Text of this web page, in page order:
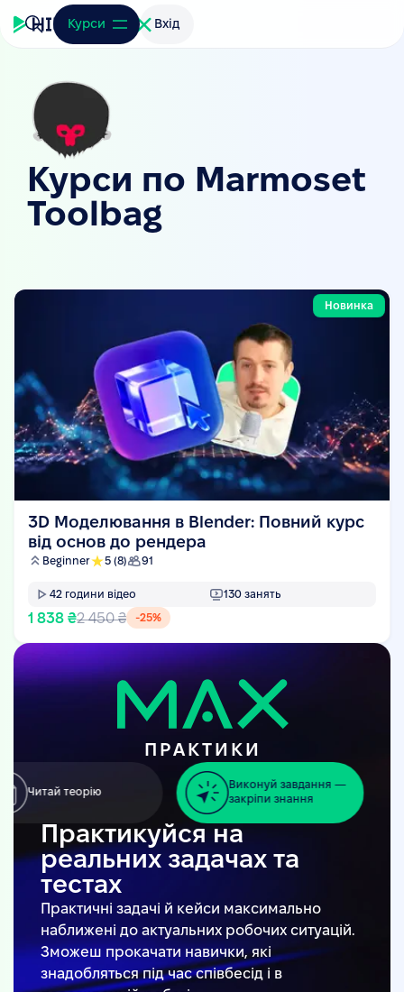
Курси Вхід
Курси по Marmoset
Toolbag
Новинка
3D Моделювання в Blender: Повний курс
від основ до рендера
Beginner 5 (8) 91
42 години відео 130 занять
1 838 ₴2 450 ₴ -25%
Практикуйся на
реальних задачах та
тестах
Практичні задачі й кейси максимально
наближені до актуальних робочих ситуацій.
Зможеш прокачати навички, які
знадобляться під час співбесід і в
ПРАКТИКИ
Читай теорію
Виконуй завдання —
закріпи знання